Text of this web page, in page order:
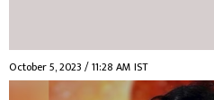
October 5, 2023 / 11:28 AM IST